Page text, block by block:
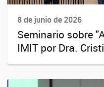
8 de junio de 2026
Seminario sobre
IMIT por Dra.